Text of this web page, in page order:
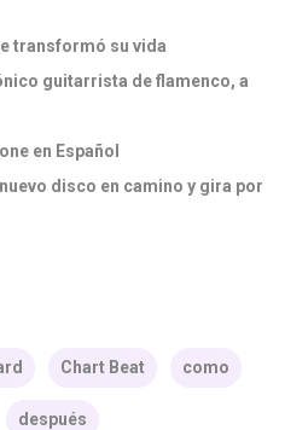
transformó su vida
guitarrista de flamenco, a
en Español
disco en camino y gira por
Chart Beat como
después